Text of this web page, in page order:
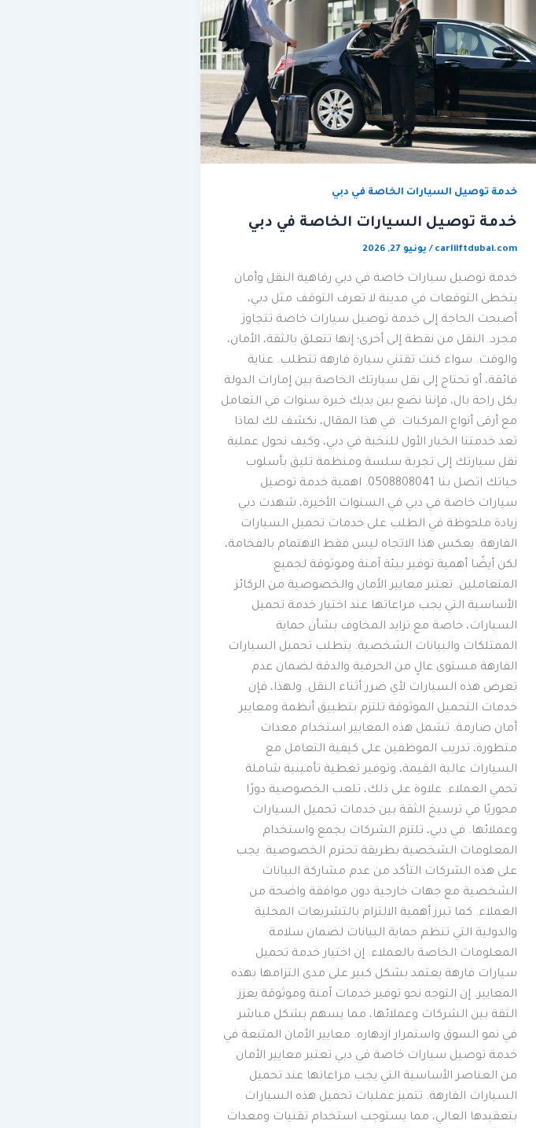
خدمة توصيل السيارات الخاصة في دبي
خدمة توصيل السيارات الخاصة في دبي
carliiftdubai.com
/ يونيو 27, 2026
خدمة توصيل سيارات خاصة في دبي رفاهية النقل وأمان
يتخطى التوقعات في مدينة لا تعرف التوقف مثل دبي،
أصبحت الحاجة إلى خدمة توصيل سيارات خاصة تتجاوز
مجرد. النقل من نقطة إلى أخرى؛ إنها تتعلق بالثقة، الأمان،
والوقت. سواء كنت تقتني سيارة فارهة تتطلب. عناية
فائقة، أو تحتاج إلى نقل سيارتك الخاصة بين إمارات الدولة
بكل راحة بال، فإننا نضع بين يديك خبرة سنوات في التعامل
مع أرقى أنواع المركبات. في هذا المقال، نكشف لك لماذا
تعد خدمتنا الخيار الأول للنخبة في دبي، وكيف نحول عملية
نقل سيارتك إلى تجربة سلسة ومنظمة تليق بأسلوب
حياتك اتصل بنا 0508808041. اهمية خدمة توصيل
سيارات خاصة في دبي في السنوات الأخيرة، شهدت دبي
زيادة ملحوظة في الطلب على خدمات تحميل السيارات
الفارهة. يعكس هذا الاتجاه ليس فقط الاهتمام بالفخامة،
لكن أيضًا أهمية توفير بيئة آمنة وموثوقة لجميع
المتعاملين. تعتبر معايير الأمان والخصوصية من الركائز
الأساسية التي يجب مراعاتها عند اختيار خدمة تحميل
السيارات، خاصة مع تزايد المخاوف بشأن حماية
الممتلكات والبيانات الشخصية. يتطلب تحميل السيارات
الفارهة مستوى عالٍ من الحرفية والدقة لضمان عدم
تعرض هذه السيارات لأي ضرر أثناء النقل. ولهذا، فإن
خدمات التحميل الموثوقة تلتزم بتطبيق أنظمة ومعايير
أمان صارمة. تشمل هذه المعايير استخدام معدات
متطورة، تدريب الموظفين على كيفية التعامل مع
السيارات عالية القيمة، وتوفير تغطية تأمينية شاملة
تحمي العملاء. علاوة على ذلك، تلعب الخصوصية دورًا
محوريًا في ترسيخ الثقة بين خدمات تحميل السيارات
وعملائها. في دبي، تلتزم الشركات بجمع واستخدام
المعلومات الشخصية بطريقة تحترم الخصوصية. يجب
على هذه الشركات التأكد من عدم مشاركة البيانات
الشخصية مع جهات خارجية دون موافقة واضحة من
العملاء. كما تبرز أهمية الالتزام بالتشريعات المحلية
والدولية التي تنظم حماية البيانات لضمان سلامة
المعلومات الخاصة بالعملاء. إن اختيار خدمة تحميل
سيارات فارهة يعتمد بشكل كبير على مدى التزامها بهذه
المعايير. إن التوجه نحو توفير خدمات آمنة وموثوقة يعزز
الثقة بين الشركات وعملائها، مما يسهم بشكل مباشر
في نمو السوق واستمرار ازدهاره. معايير الأمان المتبعة في
خدمة توصيل سيارات خاصة في دبي تعتبر معايير الأمان
من العناصر الأساسية التي يجب مراعاتها عند تحميل
السيارات الفارهة. تتميز عمليات تحميل هذه السيارات
بتعقيدها العالي، مما يستوجب استخدام تقنيات ومعدات